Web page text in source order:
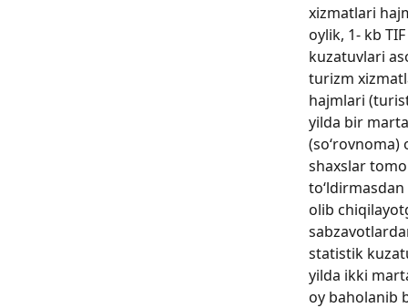
xizmatlari
oylik, 1- kb
kuzatuvlari
turizm
hajmlari
yilda bir
(so‘rovnoma)
shaxslar
olib
statistik
yilda ikki
oy baholanib